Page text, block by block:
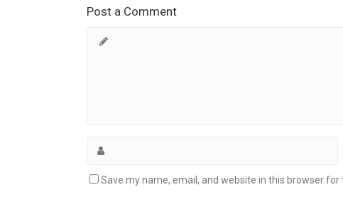
Post a Comment
Save my name, email, and website in this browser